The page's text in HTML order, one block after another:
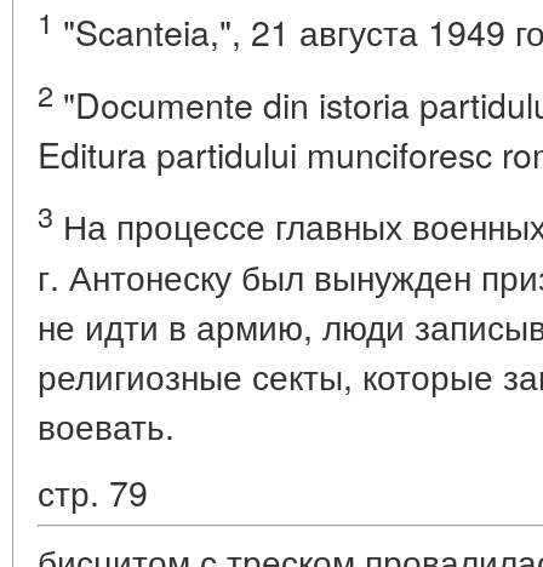
1 "Scanteia,", 21 августа 1949
2 "Documente din istoria
Editura partidului munciforesc
3 На процессе главных
г. Антонеску был вынужден
не идти в армию, люди
религиозные секты, которые
воевать.
стр. 79